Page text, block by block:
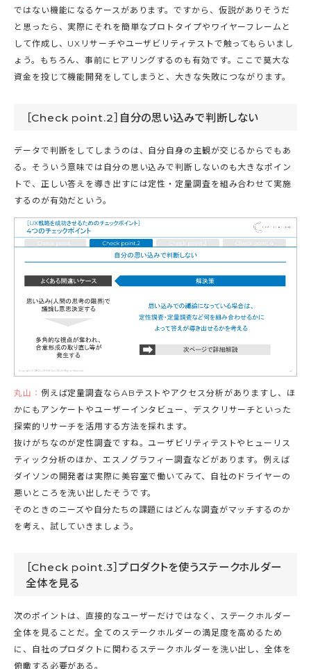
ではない機能になるケースがあります。ですから、仮説がありそうだ
と思ったら、実際にそれを簡単なプロトタイプやワイヤーフレームと
して作成し、UXリサーチやユーザビリティテストで触ってもらいまし
ょう。もちろん、事前にヒアリングするのも有効です。ここで莫大な
資金を投じて機能開発をしてしまうと、大きな失敗につながります。
［Check point.2］自分の思い込みで判断しない
データで判断をしてしまうのは、自分自身の主観が交じるからでもあ
る。そういう意味では自分の思い込みで判断しないのも大きなポイン
トで、正しい答えを導き出すには定性・定量調査を組み合わせて実施
するのが有効だという。
丸山： 例えば定量調査ならABテストやアクセス分析がありますし、ほ
かにもアンケートやユーザーインタビュー、デスクリサーチといった
探索的リサーチを活用する方法を採れます。
抜けがちなのが定性調査ですね。ユーザビリティテストやヒューリス
ティック分析のほか、エスノグラフィー調査などがあります。例えば
ダイソンの開発者は実際に美容室で働いてみて、自社のドライヤーの
悪いところを洗い出したそうです。
そのときのニーズや自分たちの課題にはどんな調査がマッチするのか
を考え、試していきましょう。
［Check point.3］プロダクトを使うステークホルダー
全体を見る
次のポイントは、直接的なユーザーだけではなく、ステークホルダー
全体を見ることだ。全てのステークホルダーの満足度を高めるため
に、自社のプロダクトに関わるステークホルダーを洗い出し、全体を
俯瞰する必要がある。